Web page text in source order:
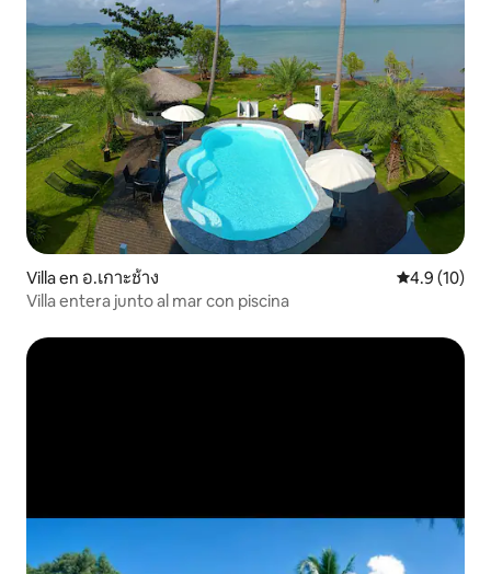
Villa en อ.เกาะช้าง Calificación
4.9 (10)
Villa entera junto al mar con piscina